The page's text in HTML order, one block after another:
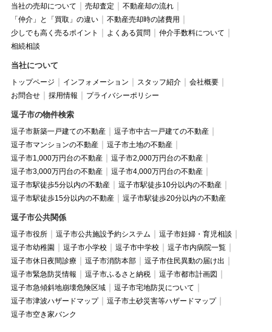
当社の売却について 売却査定
不動産却の流れ
「仲介」と「買取」の違い
不動産売却時の諸費用
少しでも高く売るポイント
よくある質問
仲介手数料について
相続相談
当社について
トップページ インフォメーション スタッフ紹介
会社概要
お問合せ
採用情報 プライバシーポリシー
逗子市の物件検索
逗子市新築一戸建ての不動産
逗子市中古一戸建ての不動産
逗子市マンションの不動産
逗子市土地の不動産
逗子市1,000万円台の不動産
逗子市2,000万円台の不動産
逗子市3,000万円台の不動産
逗子市4,000万円台の不動産
逗子市駅徒歩5分以内の不動産
逗子市駅徒歩10分以内の不動産
逗子市駅徒歩15分以内の不動産
逗子市駅徒歩20分以内の不動産
逗子市公共関係
逗子市役所 逗子市公共施設予約システム
逗子市妊婦・育児相談
逗子市幼稚園
逗子市小学校 逗子市中学校
逗子市内病院一覧
逗子市休日夜間診療
逗子市消防本部
逗子市住民異動の届け出
逗子市緊急防災情報
逗子市ふるさと納税
逗子市都市計画図
逗子市急傾斜地崩壊危険区域
逗子市宅地防災について
逗子市津波ハザードマップ
逗子市土砂災害等ハザードマップ
逗子市空き家バンク